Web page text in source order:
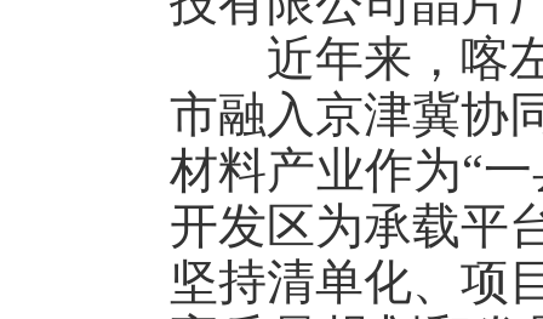
近年来，喀左
市融入京津冀协
材料产业作为“
开发区为承载平
坚持清单化、项